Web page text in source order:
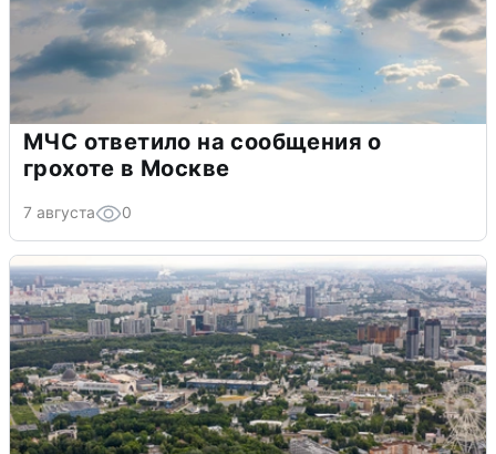
МЧС ответило на сообщения о
грохоте в Москве
7 августа 0